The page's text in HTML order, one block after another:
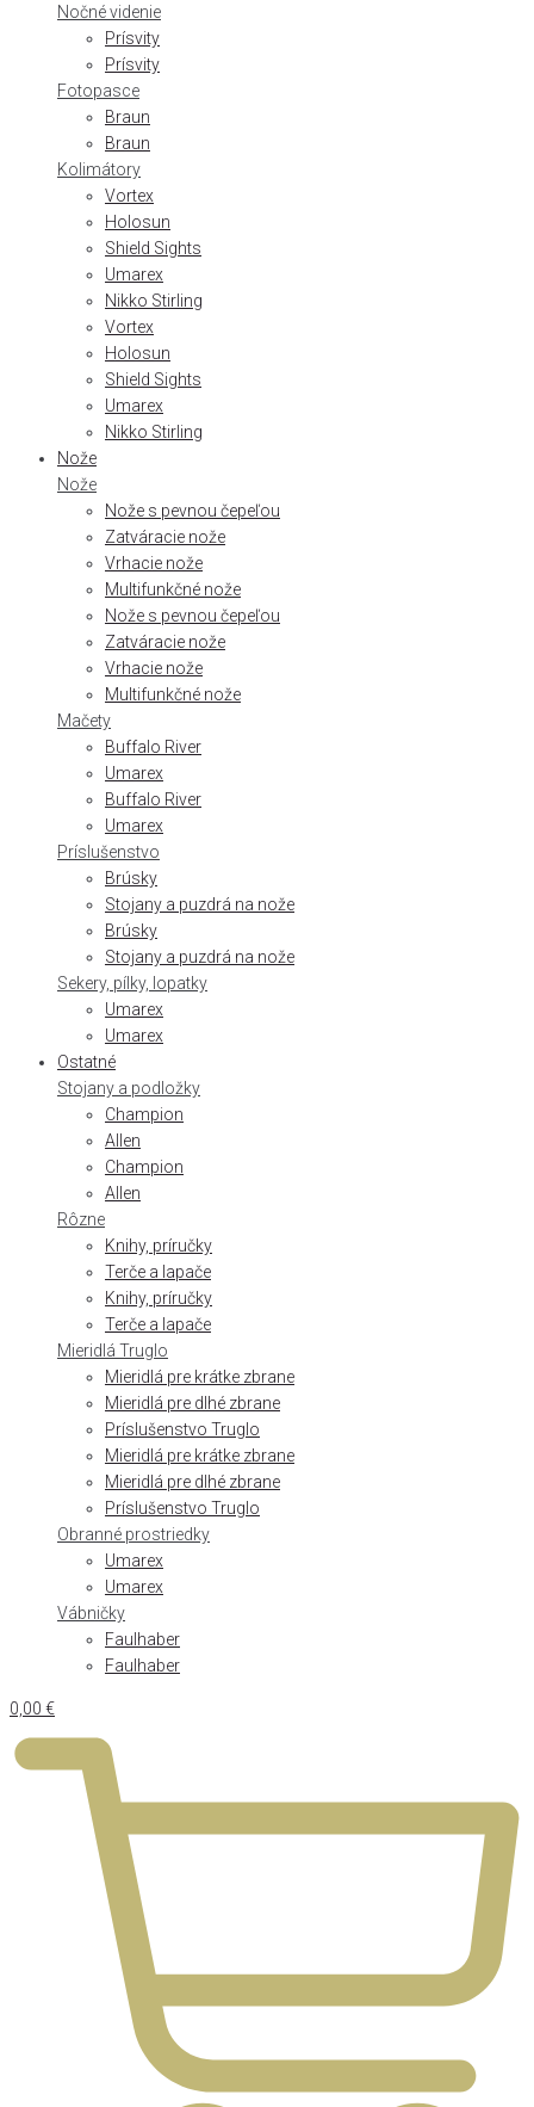
Nočné videnie
Prísvity
Prísvity
Fotopasce
Braun
Braun
Kolimátory
Vortex
Holosun
Shield Sights
Umarex
Nikko Stirling
Vortex
Holosun
Shield Sights
Umarex
Nikko Stirling
Nože
Nože
Nože s pevnou čepeľou
Zatváracie nože
Vrhacie nože
Multifunkčné nože
Nože s pevnou čepeľou
Zatváracie nože
Vrhacie nože
Multifunkčné nože
Mačety
Buffalo River
Umarex
Buffalo River
Umarex
Príslušenstvo
Brúsky
Stojany a puzdrá na nože
Brúsky
Stojany a puzdrá na nože
Sekery, pílky, lopatky
Umarex
Umarex
Ostatné
Stojany a podložky
Champion
Allen
Champion
Allen
Rôzne
Knihy, príručky
Terče a lapače
Knihy, príručky
Terče a lapače
Mieridlá Truglo
Mieridlá pre krátke zbrane
Mieridlá pre dlhé zbrane
Príslušenstvo Truglo
Mieridlá pre krátke zbrane
Mieridlá pre dlhé zbrane
Príslušenstvo Truglo
Obranné prostriedky
Umarex
Umarex
Vábničky
Faulhaber
Faulhaber
0,00 €